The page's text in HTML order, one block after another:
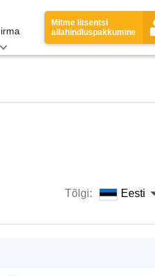
Mitme litsentsi
allahindluspakkumine
Tõlgi: Eesti